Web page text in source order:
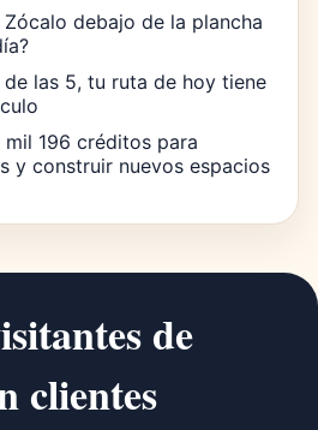
Zócalo debajo de la plancha
de las 5, tu ruta de hoy tiene
196 créditos para
y construir nuevos espacios
de
clientes